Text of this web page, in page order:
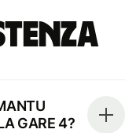
GARE 4?